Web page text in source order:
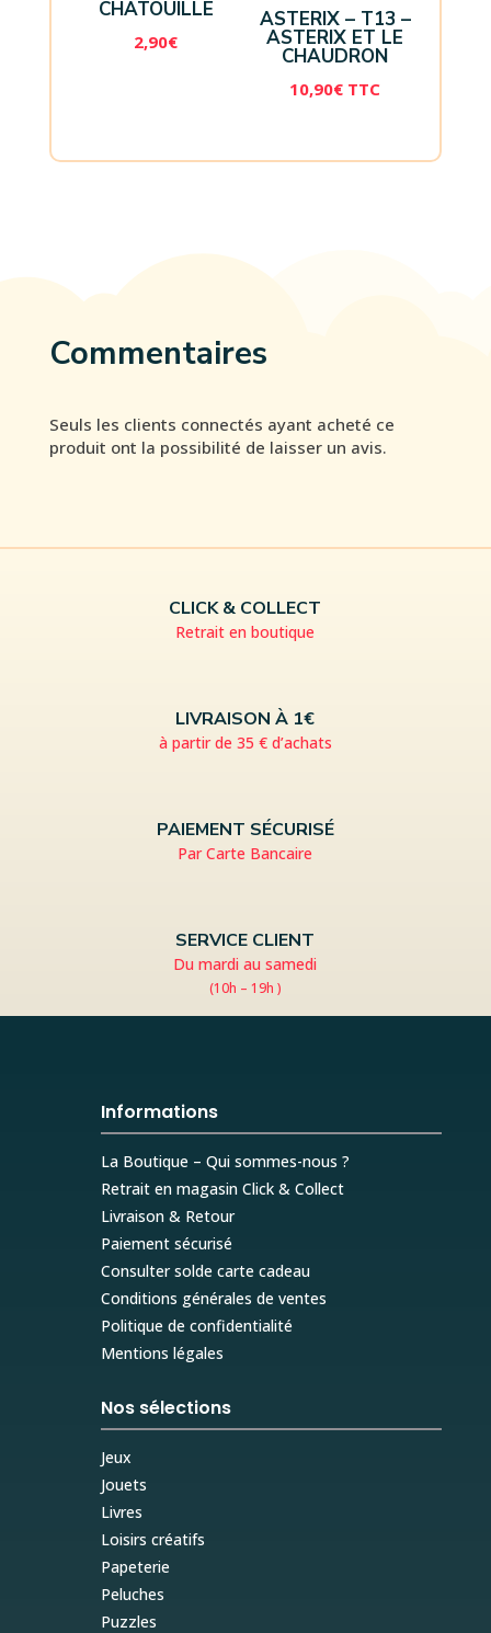
CHATOUILLE
2,90€
ASTERIX – T13 –
ASTERIX ET LE
CHAUDRON
10,90€ TTC
Commentaires
Seuls les clients connectés ayant acheté ce
produit ont la possibilité de laisser un avis.
CLICK & COLLECT
Retrait en boutique
LIVRAISON À 1€
à partir de 35 € d’achats
PAIEMENT SÉCURISÉ
Par Carte Bancaire
SERVICE CLIENT
Du mardi au samedi
(10h – 19h )
Informations
La Boutique – Qui sommes-nous ?
Retrait en magasin Click & Collect
Livraison & Retour
Paiement sécurisé
Consulter solde carte cadeau
Conditions générales de ventes
Politique de confidentialité
Mentions légales
Nos sélections
Jeux
Jouets
Livres
Loisirs créatifs
Papeterie
Peluches
Puzzles